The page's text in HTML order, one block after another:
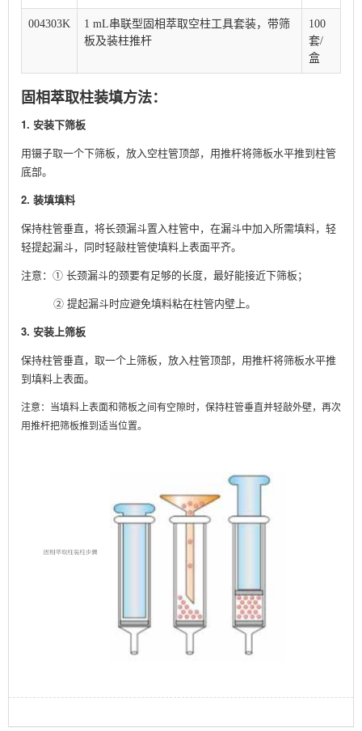
004303K
1 mL串联型固相萃取空柱工具套装，带筛
板及装柱推杆
100
套/
盒
固相萃取柱装填方法：
1. 安装下筛板
用镊子取一个下筛板，放入空柱管顶部，用推杆将筛板水平推到柱管
底部。
2. 装填填料
保持柱管垂直，将长颈漏斗置入柱管中，在漏斗中加入所需填料，轻
轻提起漏斗，同时轻敲柱管使填料上表面平齐。
注意：① 长颈漏斗的颈要有足够的长度，最好能接近下筛板；
② 提起漏斗时应避免填料粘在柱管内壁上。
3. 安装上筛板
保持柱管垂直，取一个上筛板，放入柱管顶部，用推杆将筛板水平推
到填料上表面。
注意：当填料上表面和筛板之间有空隙时，保持柱管垂直并轻敲外壁，再次
用推杆把筛板推到适当位置。